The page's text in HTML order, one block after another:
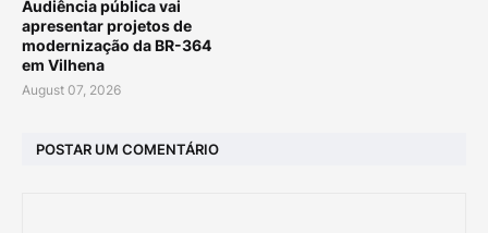
Audiência pública vai
apresentar projetos de
modernização da BR-364
em Vilhena
August 07, 2026
POSTAR UM COMENTÁRIO